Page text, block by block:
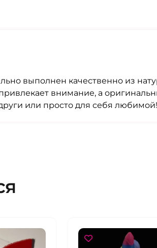
выполнен качественно из
внимание, а
или просто для себя любимой!